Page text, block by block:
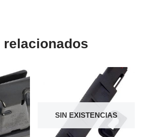
SIN EXISTENCIAS